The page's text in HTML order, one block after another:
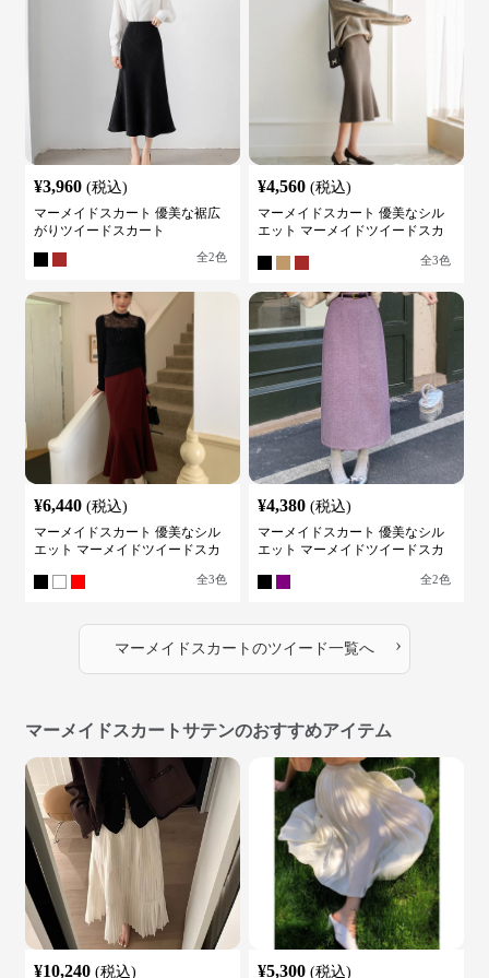
¥3,960 (税込)
マーメイドスカート 優美な裾広
がりツイードスカート
全2色
¥4,560 (税込)
マーメイドスカート 優美なシル
エット マーメイドツイードスカ
全3色
¥6,440 (税込)
マーメイドスカート 優美なシル
エット マーメイドツイードスカ
全3色
¥4,380 (税込)
マーメイドスカート 優美なシル
エット マーメイドツイードスカ
全2色
マーメイドスカート のツイード一覧へ ›
マーメイドスカートサテンのおすすめアイテム
¥10,240 (税込) ¥5,300 (税込)